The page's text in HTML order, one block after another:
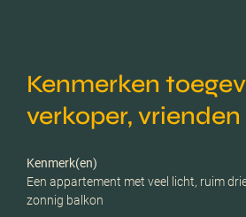
Kenmerken
verkoper,
Kenmerk(en)
Een appartement met veel licht, ruim
zonnig balkon